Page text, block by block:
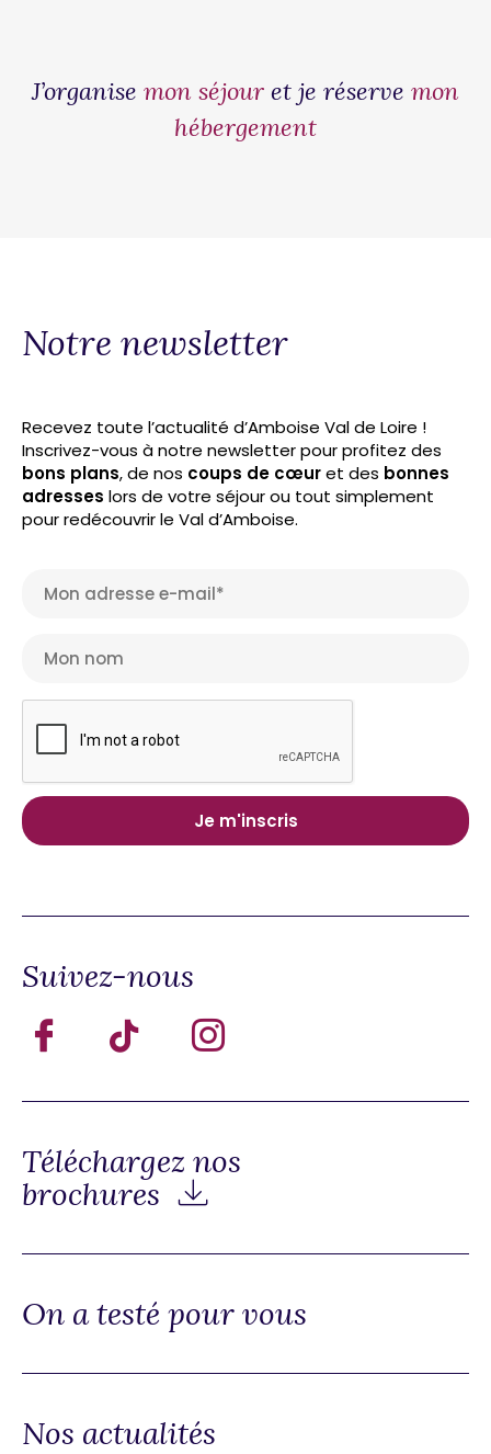
J’organise mon séjour et je réserve mon
hébergement
Notre newsletter
Recevez toute l’actualité d’Amboise Val de Loire !
Inscrivez-vous à notre newsletter pour profitez des
bons plans, de nos coups de cœuret des bonnes
adresses lors de votre séjour ou tout simplement
pour redécouvrir le Val d’Amboise.
Suivez-nous
Téléchargez nos
brochures
On a testé pour vous
Nos actualités